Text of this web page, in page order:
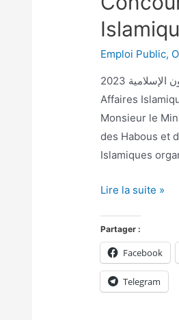
Emploi Public,
مباراة توظيف 124 منصب بوزارة الأوقاف والشؤون الإسلامية 2023 Le Ministère des Habous et des
Affaires
Monsieur le
des Habous et
Islamiques
Lire la suite »
Partager :
Facebook
Telegram